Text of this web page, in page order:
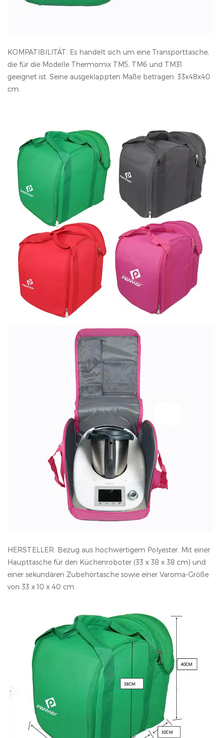
KOMPATIBILITÄT: Es handelt sich um eine Transporttasche,
die für die Modelle Thermomix TM5, TM6 und TM31
geeignet ist. Seine ausgeklappten Maße betragen: 33x48x40
cm.
HERSTELLER: Bezug aus hochwertigem Polyester. Mit einer
Haupttasche für den Küchenroboter (33 x 38 x 38 cm) und
einer sekundären Zubehörtasche sowie einer Varoma-Größe
von 33 x 10 x 40 cm.